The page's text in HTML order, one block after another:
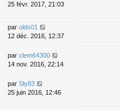
25 févr. 2017, 21:03
par olds01
12 déc. 2016, 12:37
par clem64300
14 nov. 2016, 22:14
par Sly83
25 juin 2016, 12:46